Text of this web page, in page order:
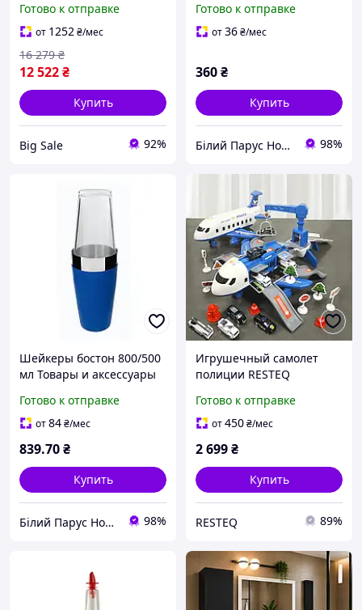
аксессуаров стильный
органайзер
Готово к отправке
от 1252₴/мес
12 522₴
16 279 ₴
Купить
Big Sale 92%
для шейкера Товары и
аксессуары для бармена
Готово к отправке
от36₴/мес
360₴
Купить
Білий Парус HoReCa та B2B комплексне обслуговування 98%
Шейкеры бостон 800/500
мл Товары и аксессуары
стали Металлический
шейкер Шейкеры барные
Готово к отправке
от84₴/мес
839.70₴
Купить
Білий Парус HoReCa та B2B комплексне обслуговування 98%
Игрушечный самолет
полиции RESTEQ
трансформер со светом,
звуком, машинками и
Готово к отправке
от450₴/мес
2 699₴
Купить
RESTEQ 89%